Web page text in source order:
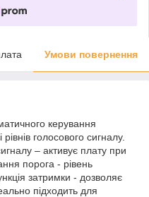
Умови повернення
керування
голосового сигналу.
– активує плату при
порога - рівень
затримки - дозволяє
підходить для